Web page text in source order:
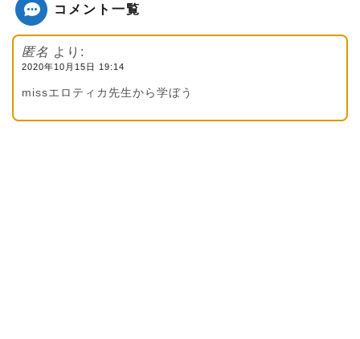
コメント一覧
匿名 より:
2020年10月15日 19:14
missエロティカ先生から学ぼう